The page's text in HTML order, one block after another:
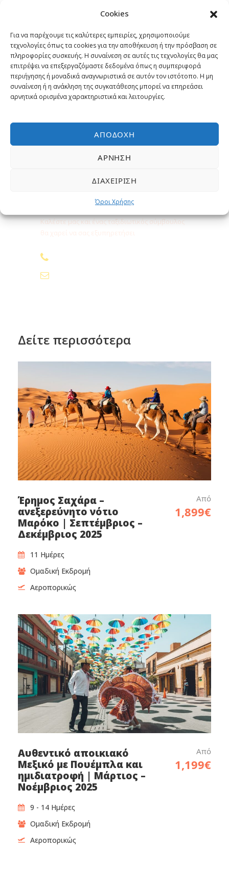
Cookies
Για να παρέχουμε τις καλύτερες εμπειρίες, χρησιμοποιούμε
τεχνολογίες όπως τα cookies για την αποθήκευση ή την πρόσβαση σε
πληροφορίες συσκευής. Η συναίνεση σε αυτές τις τεχνολογίες θα μας
επιτρέψει να επεξεργαζόμαστε δεδομένα όπως η συμπεριφορά
περιήγησης ή μοναδικά αναγνωριστικά σε αυτόν τον ιστότοπο. Η μη
συναίνεση ή η ανάκληση της συγκατάθεσης μπορεί να επηρεάσει
αρνητικά ορισμένα χαρακτηριστικά και λειτουργίες.
ΑΠΟΔΟΧΉ
ΆΡΝΗΣΗ
ΔΙΑΧΕΊΡΙΣΗ
Όροι Χρήσης
Γιατί να κάνετε κράτηση με μας?
Εγγυημένα η χαμηλότερη τιμή
Έμπειροι Ταξιδιωτικοί σύμβουλοι
Επιλεγμένες εκδρομές και
δραστηριότητες
Δωρεάν Υπηρεσίες
Χρειάζεστε βοήθεια;
Καλέστε μας και ένας ταξιδιωτικός σύμβουλος
29 Δεκεμβρίου 2025
30 Δεκεμβρίου 2025
3 Ιανουαρίου 2026
ΠΤΗΣΕΙΣ ΜΕ SWISS
ΗΝ
Α
ΧΗ
07:05
– 08:55
ΖΥΡΙ
ΧΗ
ΝΑ
LX 1842
21:00 –
00:35
Δείτε περισσότερα
Έρημος Σαχάρα –
ανεξερεύνητο νότιο
Μαρόκο | Σεπτέμβριος –
Δεκέμβριος 2025
Από
1,899€
11 Ημέρες
Ομαδική Εκδρομή
Αεροπορικώς
Αυθεντικό αποικιακό
Μεξικό με Πουέμπλα και
ημιδιατροφή | Μάρτιος –
Νοέμβριος 2025
Από
1,199€
9 - 14 Ημέρες
Ομαδική Εκδρομή
Αεροπορικώς